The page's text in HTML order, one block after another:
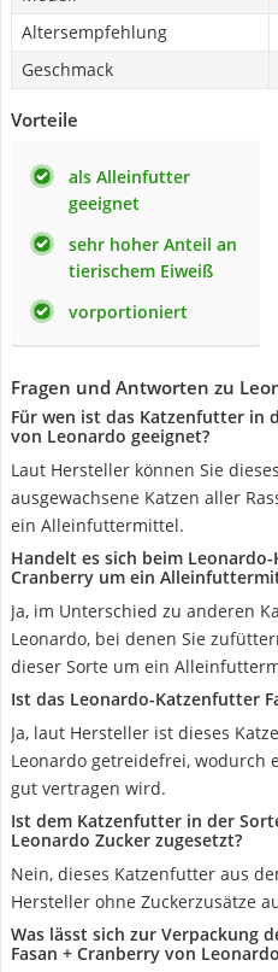
Altersempfehlung
Geschmack
Vorteile
als Alleinfutter
geeignet
sehr hoher Anteil an
tierischem Eiweiß
vorportioniert
Fragen und Antworten zu
Für wen ist das Katzenfutter in
von Leonardo geeignet?
Laut Hersteller können Sie
ausgewachsene Katzen aller
ein Alleinfuttermittel.
Handelt es sich beim
Cranberry um ein
Ja, im Unterschied zu anderen
Leonardo, bei denen Sie
dieser Sorte um ein
Ist das Leonardo-Katzenfutter
Ja, laut Hersteller ist dieses
Leonardo getreidefrei, wodurch
gut vertragen wird.
Ist dem Katzenfutter in der
Leonardo Zucker zugesetzt?
Nein, dieses Katzenfutter aus
Hersteller ohne Zuckerzusätze
Was lässt sich zur Verpackung
Fasan + Cranberry von